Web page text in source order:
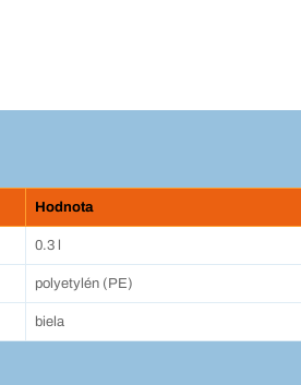
Hodnota
0.3 l
polyetylén (PE)
biela